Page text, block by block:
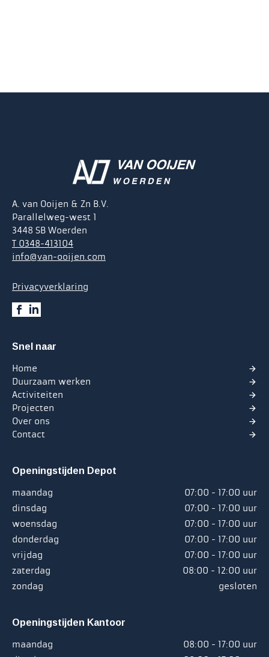
A. van Ooijen & Zn B.V.
Parallelweg-west 1
3448 SB Woerden
T 0348-413104
info@van-ooijen.com
Privacyverklaring
Snel naar
Home
Duurzaam werken
Activiteiten
Projecten
Over ons
Contact
Openingstijden Depot
maandag
07:00 - 17:00 uur
dinsdag
07:00 - 17:00 uur
woensdag
07:00 - 17:00 uur
donderdag
07:00 - 17:00 uur
vrijdag
07:00 - 17:00 uur
zaterdag
08:00 - 12:00 uur
zondag
gesloten
Openingstijden Kantoor
maandag
08:00 - 17:00 uur